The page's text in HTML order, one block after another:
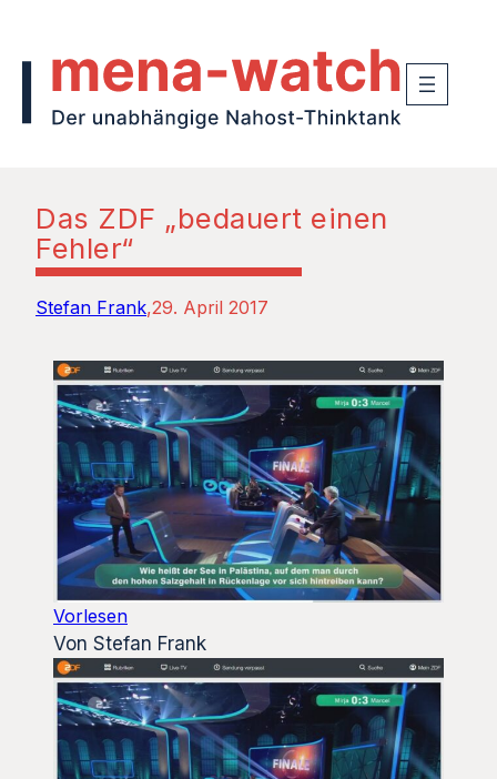
Das ZDF „bedauert einen
Fehler“
Stefan Frank 29. April 2017
Vorlesen
Von Stefan Frank